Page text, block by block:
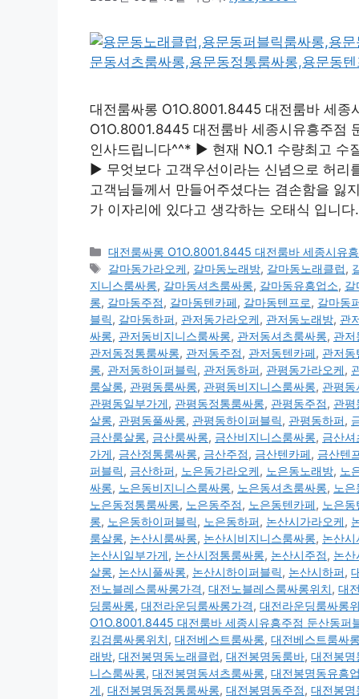
대전룸싸롱 O1O.8001.8445 대전룸바 세종
O1O.8001.8445 대전룸바 세종시유흥주점
인사드립니다^^* ▶ 현재 NO.1 수량최고 수
▶ 무엇보다 고객우선이라는 신념으로 허
고객님들께서 만들어주셨다는 겸손함을
가 이자리에 있다고 생각하는 오태식 입니
카
테
고
리
대전룸싸롱 O1O.8001.8445 대전룸바 세종시유
태
그
갈마동가라오케, 갈마동노래방, 갈마동노래클럽,
지니스룸싸롱, 갈마동셔츠룸싸롱, 갈마동유흥업소, 갈
롱, 갈마동주점, 갈마동텐카페, 갈마동텐프로, 갈마동
블릭, 갈마동하퍼, 관저동가라오케, 관저동노래방, 관
싸롱, 관저동비지니스룸싸롱, 관저동셔츠룸싸롱, 관저
관저동정통룸싸롱, 관저동주점, 관저동텐카페, 관저동
롱, 관저동하이퍼블릭, 관저동하퍼, 관평동가라오케,
룸살롱, 관평동룸싸롱, 관평동비지니스룸싸롱, 관평
관평동일부가게, 관평동정통룸싸롱, 관평동주점, 관평
살롱, 관평동풀싸롱, 관평동하이퍼블릭, 관평동하퍼,
금산룸살롱, 금산룸싸롱, 금산비지니스룸싸롱, 금산
가게, 금산정통룸싸롱, 금산주점, 금산텐카페, 금산텐
퍼블릭, 금산하퍼, 노은동가라오케, 노은동노래방, 노
싸롱, 노은동비지니스룸싸롱, 노은동셔츠룸싸롱, 노
노은동정통룸싸롱, 노은동주점, 노은동텐카페, 노은
롱, 노은동하이퍼블릭, 노은동하퍼, 논산시가라오케,
룸살롱, 논산시룸싸롱, 논산시비지니스룸싸롱, 논산
논산시일부가게, 논산시정통룸싸롱, 논산시주점, 논산
살롱, 논산시풀싸롱, 논산시하이퍼블릭, 논산시하퍼,
전노블레스룸싸롱가격, 대전노블레스룸싸롱위치, 대
딩룸싸롱, 대전라운딩룸싸롱가격, 대전라운딩룸싸롱
O1O.8001.8445 대전룸바 세종시유흥주점 둔산동퍼
킹검룸싸롱위치, 대전베스트룸싸롱, 대전베스트룸싸
래방, 대전봉명동노래클럽, 대전봉명동룸바, 대전봉명
니스룸싸롱, 대전봉명동셔츠룸싸롱, 대전봉명동유흥
게, 대전봉명동정통룸싸롱, 대전봉명동주점, 대전봉명